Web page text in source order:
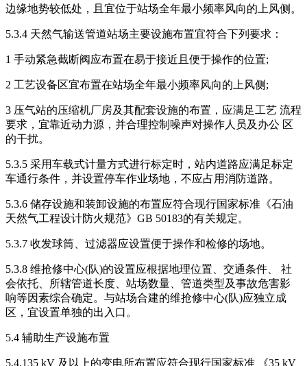
边缘地势较低处，且宜位于站场全年最小频率风向的上风侧。
5.3.4 天然气输送管道站场主要设施布置宜符合下列要求：
1 手动紧急截断阀应布置在易于接近且便于操作的位置;
2 工艺设备区宜布置在站场全年最小频率风向的上风侧;
3 压气站的压缩机厂房及其配套设施的布置，应满足工艺 流程
要求，宜靠近动力源，并合理控制噪声对操作人员及办公 区
的干扰。
5.3.5 采用车载式计量方式进行标定时，站内道路应满足标定
车通行条件，并设置停车作业场地，不应占用消防道路。
5.3.6 储存设施和装卸设施的布置应符合现行国家标准《石油
天然气工程设计防火规范》GB 50183的有关规定。
5.3.7 收发球筒、过滤器应设置便于操作和检修的场地。
5.3.8 维抢修中心(队)的设置应根据地理位置、交通条件、 社
会依托、所辖管道长度、站场数量、管道类型及事故危害影
响等因素综合确定。与站场合建的维抢修中心(队)应独立成
区，宜设置单独的出入口。
5.4 辅助生产设施布置
5.4.135 kV 及以上的变电所布置应符合现行国家标准 《35 kV